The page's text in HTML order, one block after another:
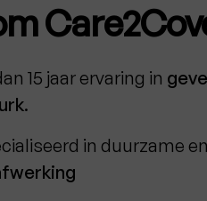
15 jaar ervaring in
.
in duurzame